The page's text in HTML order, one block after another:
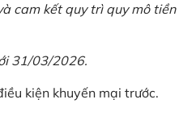
cam kết quy trì quy mô
31/03/2026.
kiện khuyến mại trước.